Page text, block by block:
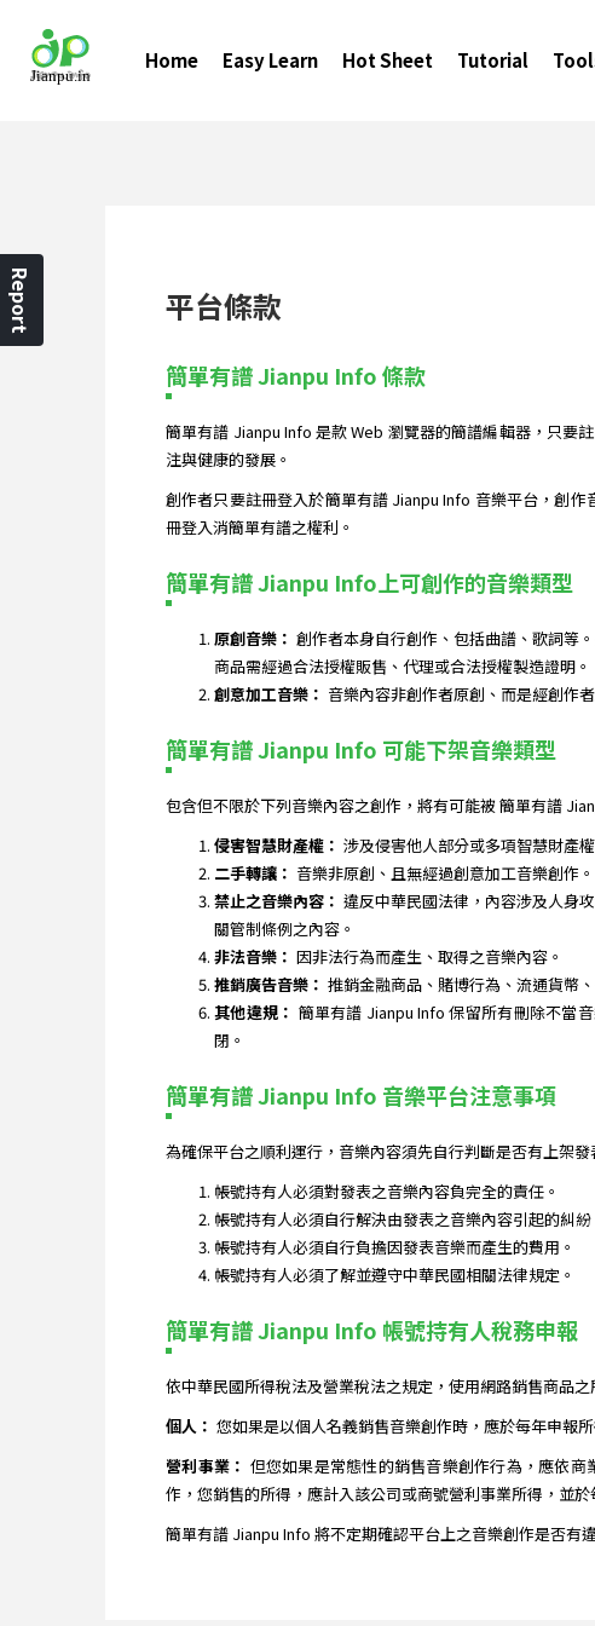
Home Easy Learn Hot Sheet Tutorial
平台條款
簡單有譜 Jianpu Info 條款
簡單有譜 Jianpu Info 是款 Web 瀏覽器的簡譜編輯器，只要
注與健康的發展。
創作者只要註冊登入於簡單有譜 Jianpu Info 音樂平台，創
冊登入消簡單有譜之權利。
簡單有譜 Jianpu Info上可創作的音樂類型
原創音樂： 創作者本身自行創作、包括曲譜、歌詞等
商品需經過合法授權販售、代理或合法授權製造證明。
創意加工音樂： 音樂內容非創作者原創、而是經創作
簡單有譜 Jianpu Info 可能下架音樂類型
包含但不限於下列音樂內容之創作，將有可能被 簡單有譜
侵害智慧財產權： 涉及侵害他人部分或多項智慧財產
二手轉讓： 音樂非原創、且無經過創意加工音樂創作。
禁止之音樂內容： 違反中華民國法律，內容涉及人身
關管制條例之內容。
非法音樂： 因非法行為而產生、取得之音樂內容。
推銷廣告音樂： 推銷金融商品、賭博行為、流通貨幣
其他違規： 簡單有譜 Jianpu Info 保留所有刪除不當
閉。
簡單有譜 Jianpu Info 音樂平台注意事項
為確保平台之順利運行，音樂內容須先自行判斷是否有上架
帳號持有人必須對發表之音樂內容負完全的責任。
帳號持有人必須自行解決由發表之音樂內容引起的糾紛
帳號持有人必須自行負擔因發表音樂而產生的費用。
帳號持有人必須了解並遵守中華民國相關法律規定。
簡單有譜 Jianpu Info 帳號持有人稅務申報
依中華民國所得稅法及營業稅法之規定，使用網路銷售商品之
個人： 您如果是以個人名義銷售音樂創作時，應於每年申報
營利事業： 但您如果是常態性的銷售音樂創作行為，應依
作，您銷售的所得，應計入該公司或商號營利事業所得，並
簡單有譜 Jianpu Info 將不定期確認平台上之音樂創作是否有
Report